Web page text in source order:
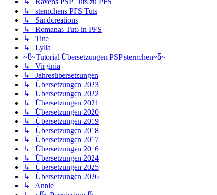
↳ Ravens PSP Tuts zu PFS
↳ sternchens PFS Tuts
↳ Sandcreations
↳ Romanas Tuts in PFS
↳ Tine
↳ Lylia
~წ~Tutorial Übersetzungen PSP sternchen~წ~
↳ Virginia
↳ Jahresübersetzungen
↳ Übersetzungen 2023
↳ Übersetzungen 2022
↳ Übersetzungen 2021
↳ Übersetzungen 2020
↳ Übersetzungen 2019
↳ Übersetzungen 2018
↳ Übersetzungen 2017
↳ Übersetzungen 2016
↳ Übersetzungen 2024
↳ Übersetzungen 2025
↳ Übersetzungen 2026
↳ Annie